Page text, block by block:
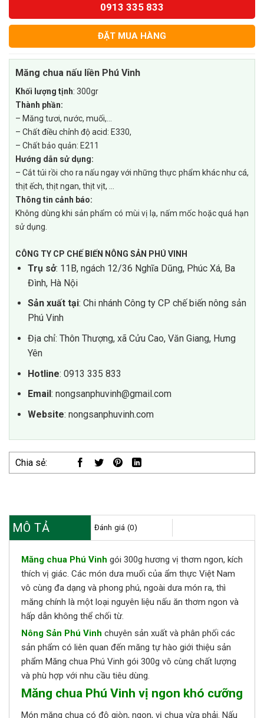
0913 335 833
ĐẶT MUA HÀNG
Măng chua nấu liền Phú Vinh
Khối lượng tịnh: 300gr
Thành phần:
– Măng tươi, nước, muối,…
– Chất điều chỉnh độ acid: E330,
– Chất bảo quản: E211
Hướng dẫn sử dụng:
– Cắt túi rồi cho ra nấu ngay với những thực phẩm khác như cá,
thịt ếch, thịt ngan, thịt vịt, …
Thông tin cảnh báo:
Không dùng khi sản phẩm có mùi vị lạ, nấm mốc hoặc quá hạn
sử dụng.
CÔNG TY CP CHẾ BIẾN NÔNG SẢN PHÚ VINH
Trụ sở: 11B, ngách 12/36 Nghĩa Dũng, Phúc Xá, Ba
Đình, Hà Nội
Sản xuất tại: Chi nhánh Công ty CP chế biến nông sản
Phú Vinh
Địa chỉ: Thôn Thượng, xã Cửu Cao, Văn Giang, Hưng
Yên
Hotline: 0913 335 833
Email: nongsanphuvinh@gmail.com
Website: nongsanphuvinh.com
Chia sẻ:
MÔ TẢ Đánh giá (0)
Măng chua Phú Vinh gói 300g hương vị thơm ngon, kích
thích vị giác. Các món dưa muối của ẩm thực Việt Nam
vô cùng đa dạng và phong phú, ngoài dưa món ra, thì
măng chính là một loại nguyên liệu nấu ăn thơm ngon và
hấp dẫn không thể chối từ.
Nông Sản Phú Vinh chuyên sản xuất và phân phối các
sản phẩm có liên quan đến măng tự hào giới thiệu sản
phẩm Măng chua Phú Vinh gói 300g vô cùng chất lượng
và phù hợp với nhu cầu tiêu dùng.
Măng chua Phú Vinh vị ngon khó cưỡng
Món măng chua có độ giòn, ngon, vị chua vừa phải. Nấu